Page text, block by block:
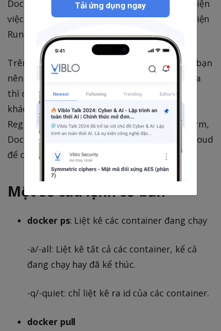
Docker Engine) thì bắt buộc máy phải thực hiện
việc Pull container này về máy. Sau đó thực hiện
Run Container này.
Trên đây là những thành phần chính mà các bạn
nên nắm được để có thể hiểu cơ bản, ngoài ra
thì các bạn có thể tìm hiều về các khái niệm
khác như Docker Toolbox, Docker Trusted
Registry (DTR), Docker Machine, Docker Swarm,
Docker Compose, Docker Registry, Docker Cloud
để có thể nâng cao hơn kiến thức về docker.
Một số câu lệnh cơ bản
docker ps: Liệt kê các container đang chạy
-a/-all: Liệt kê tất cả các container, kể cả
đang chạy hay đã kể thúc.
-q/-quiet: chỉ liệt kê ra id của các container.
docker pull
Tải ứng dụng ngay